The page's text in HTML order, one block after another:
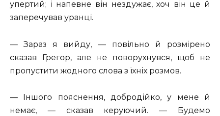
упертий; і напевне він нездужає, хоч він це й
заперечував уранці.
— Зараз я вийду, — повільно й розмірено
сказав Грегор, але не поворухнувся, щоб не
пропустити жодного слова з їхніх розмов.
— Іншого пояснення, добродійко, у мене й
немає, — сказав керуючий. — Будемо